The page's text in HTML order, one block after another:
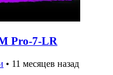
Pro-7-LR
• 11 месяцев назад